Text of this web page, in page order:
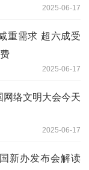
2025-06-17
重需求 超六成受
2025-06-17
络文明大会今天
2025-06-17
新办发布会解读